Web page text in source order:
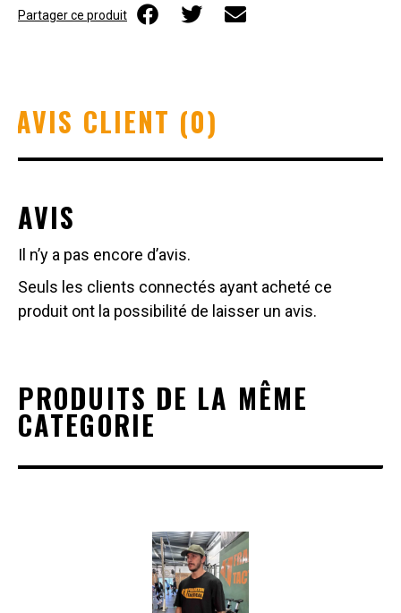
Partager ce produit
AVIS CLIENT (0)
AVIS
Il n’y a pas encore d’avis.
Seuls les clients connectés ayant acheté ce
produit ont la possibilité de laisser un avis.
PRODUITS DE LA MÊME
CATEGORIE